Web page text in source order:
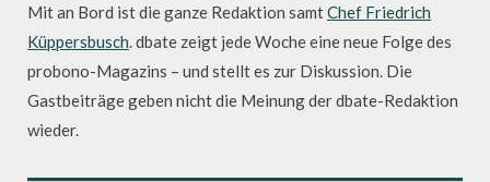
Mit an Bord ist die ganze Redaktion samtChef Friedrich
Küppersbusch . dbate zeigt jede Woche eine neue Folge des
probono-Magazins – und stellt es zur Diskussion. Die
Gastbeiträge geben nicht die Meinung der dbate-Redaktion
wieder.